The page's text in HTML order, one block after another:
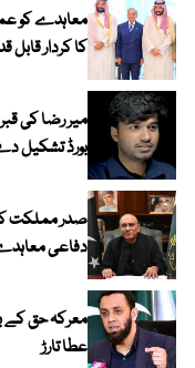
معاہدے کو
کا کردار قابل
میر رضا کی
بورڈ تشکیل
صدر مملکت
دفاعی
معرکہ حق کے
عطا تارڑ